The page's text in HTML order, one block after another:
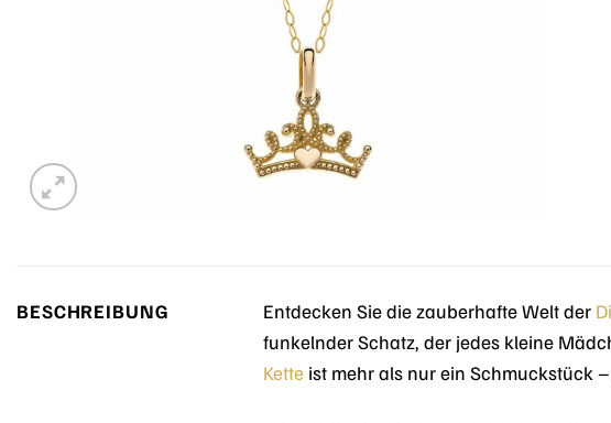
BESCHREIBUNG Entdecken Sie die zauberhafte Welt der
funkelnder Schatz, der jedes kleine
Kette ist mehr als nur ein Schmuckstück